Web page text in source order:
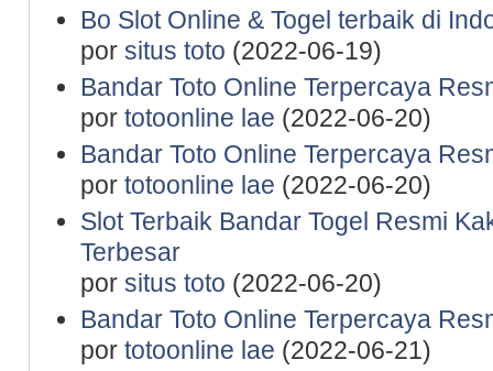
Bo Slot Online & Togel terbaik di
por situs toto (2022-06-19)
Bandar Toto Online Terpercaya
por totoonline lae (2022-06-20)
Bandar Toto Online Terpercaya
por totoonline lae (2022-06-20)
Slot Terbaik Bandar Togel Resmi
Terbesar
por situs toto (2022-06-20)
Bandar Toto Online Terpercaya
por totoonline lae (2022-06-21)